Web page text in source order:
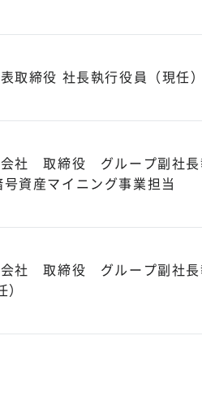
締役 社長執行役員（現任）
会社 取締役 グループ副社
資産マイニング事業担当
会社 取締役 グループ副社